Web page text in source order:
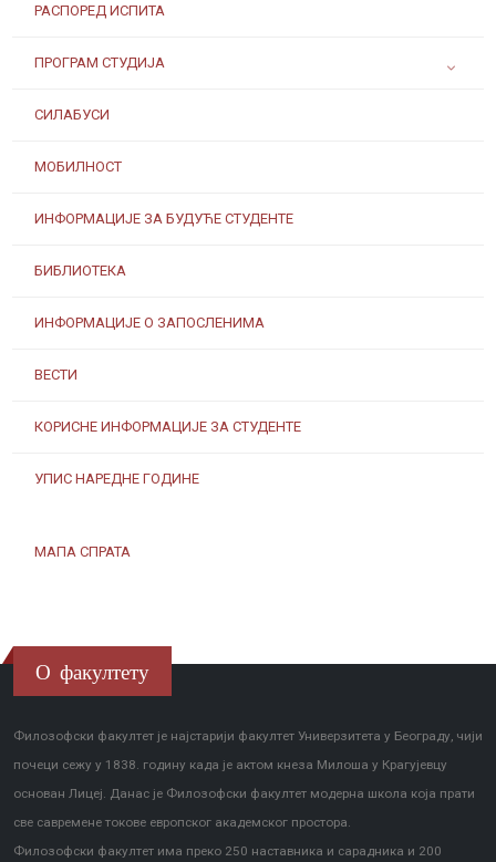
РАСПОРЕД ИСПИТА
ПРОГРАМ СТУДИЈА
СИЛАБУСИ
МОБИЛНОСТ
ИНФОРМАЦИЈЕ ЗА БУДУЋЕ СТУДЕНТЕ
БИБЛИОТЕКА
ИНФОРМАЦИЈЕ О ЗАПОСЛЕНИМА
ВЕСТИ
КОРИСНЕ ИНФОРМАЦИЈЕ ЗА СТУДЕНТЕ
УПИС НАРЕДНЕ ГОДИНЕ
МАПА СПРАТА
О факултету
Филозофски факултет је најстарији факултет Универзитета у Београду, чији
почеци сежу у 1838. годину када је актом кнеза Милоша у Крагујевцу
основан Лицеј. Данас је Филозофски факултет модерна школа која прати
све савремене токове европског академског простора.
Филозофски факултет има преко 250 наставника и сарадника и 200